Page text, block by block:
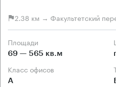
2.38 км → Факультетский
Площади
69 — 565 кв.м
Класс офисов
А